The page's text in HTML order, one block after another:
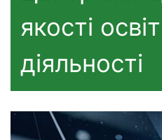
якості
діяльності